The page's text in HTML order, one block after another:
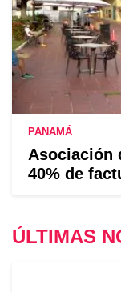
PANAMÁ
Asociación
40% de
ÚLTIMAS